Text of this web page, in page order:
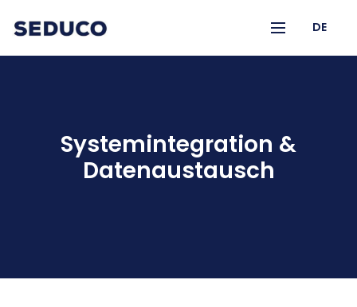
DE
Systemintegration &
Datenaustausch